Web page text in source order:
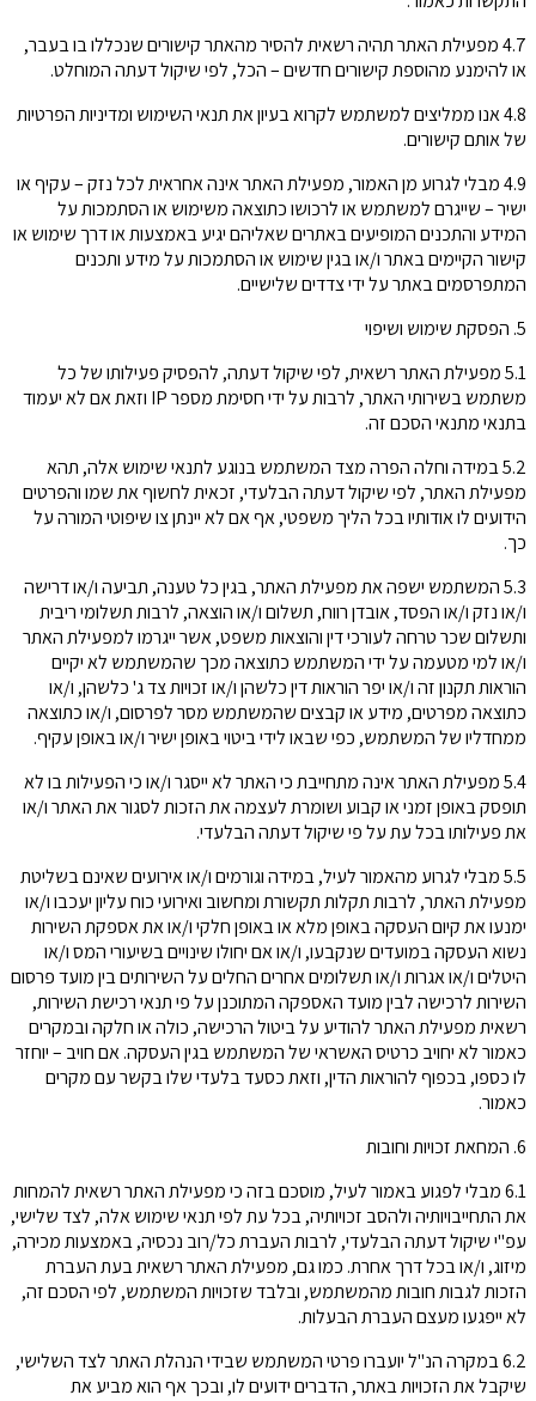
4.7 מפעילת האתר תהיה רשאית להסיר מהאתר קישורים שנכללו בו בעבר,
או להימנע מהוספת קישורים חדשים – הכל, לפי שיקול דעתה המוחלט.
4.8 אנו ממליצים למשתמש לקרוא בעיון את תנאי השימוש ומדיניות הפרטיות
של אותם קישורים.
4.9 מבלי לגרוע מן האמור, מפעילת האתר אינה אחראית לכל נזק – עקיף או
ישיר – שייגרם למשתמש או לרכושו כתוצאה משימוש או הסתמכות על
המידע והתכנים המופיעים באתרים שאליהם יגיע באמצעות או דרך שימוש או
קישור הקיימים באתר ו/או בגין שימוש או הסתמכות על מידע ותכנים
המתפרסמים באתר על ידי צדדים שלישיים.
5. הפסקת שימוש ושיפוי
5.1 מפעילת האתר רשאית, לפי שיקול דעתה, להפסיק פעילותו של כל
משתמש בשירותי האתר, לרבות על ידי חסימת מספר IP וזאת אם לא יעמוד
בתנאי מתנאי הסכם זה.
5.2 במידה וחלה הפרה מצד המשתמש בנוגע לתנאי שימוש אלה, תהא
מפעילת האתר, לפי שיקול דעתה הבלעדי, זכאית לחשוף את שמו והפרטים
הידועים לו אודותיו בכל הליך משפטי, אף אם לא יינתן צו שיפוטי המורה על
כך.
5.3 המשתמש ישפה את מפעילת האתר, בגין כל טענה, תביעה ו/או דרישה
ו/או נזק ו/או הפסד, אובדן רווח, תשלום ו/או הוצאה, לרבות תשלומי ריבית
ותשלום שכר טרחה לעורכי דין והוצאות משפט, אשר ייגרמו למפעילת האתר
ו/או למי מטעמה על ידי המשתמש כתוצאה מכך שהמשתמש לא יקיים
הוראות תקנון זה ו/או יפר הוראות דין כלשהן ו/או זכויות צד ג' כלשהן, ו/או
כתוצאה מפרטים, מידע או קבצים שהמשתמש מסר לפרסום, ו/או כתוצאה
ממחדליו של המשתמש, כפי שבאו לידי ביטוי באופן ישיר ו/או באופן עקיף.
5.4 מפעילת האתר אינה מתחייבת כי האתר לא ייסגר ו/או כי הפעילות בו לא
תופסק באופן זמני או קבוע ושומרת לעצמה את הזכות לסגור את האתר ו/או
את פעילותו בכל עת על פי שיקול דעתה הבלעדי.
5.5 מבלי לגרוע מהאמור לעיל, במידה וגורמים ו/או אירועים שאינם בשליטת
מפעילת האתר, לרבות תקלות תקשורת ומחשוב ואירועי כוח עליון יעכבו ו/או
ימנעו את קיום העסקה באופן מלא או באופן חלקי ו/או את אספקת השירות
נשוא העסקה במועדים שנקבעו, ו/או אם יחולו שינויים בשיעורי המס ו/או
היטלים ו/או אגרות ו/או תשלומים אחרים החלים על השירותים בין מועד פרסום
השירות לרכישה לבין מועד האספקה המתוכנן על פי תנאי רכישת השירות,
רשאית מפעילת האתר להודיע על ביטול הרכישה, כולה או חלקה ובמקרים
כאמור לא יחויב כרטיס האשראי של המשתמש בגין העסקה. אם חויב – יוחזר
לו כספו, בכפוף להוראות הדין, וזאת כסעד בלעדי שלו בקשר עם מקרים
כאמור.
6. המחאת זכויות וחובות
6.1 מבלי לפגוע באמור לעיל, מוסכם בזה כי מפעילת האתר רשאית להמחות
את התחייבויותיה ולהסב זכויותיה, בכל עת לפי תנאי שימוש אלה, לצד שלישי,
עפ"י שיקול דעתה הבלעדי, לרבות העברת כל/רוב נכסיה, באמצעות מכירה,
מיזוג, ו/או בכל דרך אחרת. כמו גם, מפעילת האתר רשאית בעת העברת
הזכות לגבות חובות מהמשתמש, ובלבד שזכויות המשתמש, לפי הסכם זה,
לא ייפגעו מעצם העברת הבעלות.
6.2 במקרה הנ"ל יועברו פרטי המשתמש שבידי הנהלת האתר לצד השלישי,
שיקבל את הזכויות באתר, הדברים ידועים לו, ובכך אף הוא מביע את